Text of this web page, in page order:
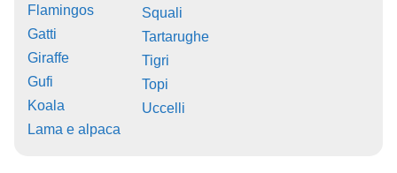
Flamingos
Gatti
Giraffe
Gufi
Koala
Lama e alpaca
Squali
Tartarughe
Tigri
Topi
Uccelli